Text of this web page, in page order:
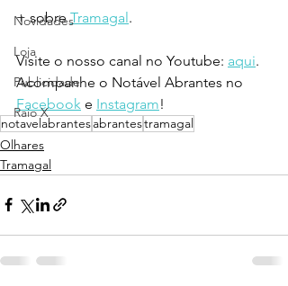
Novidades
Loja
Publicidade
Raio X
+ sobre Tramagal.
Visite o nosso canal no Youtube: aqui.
Acompanhe o Notável Abrantes no
Facebook e Instagram!
notavelabrantesabrantestramagal
Olhares
Tramagal